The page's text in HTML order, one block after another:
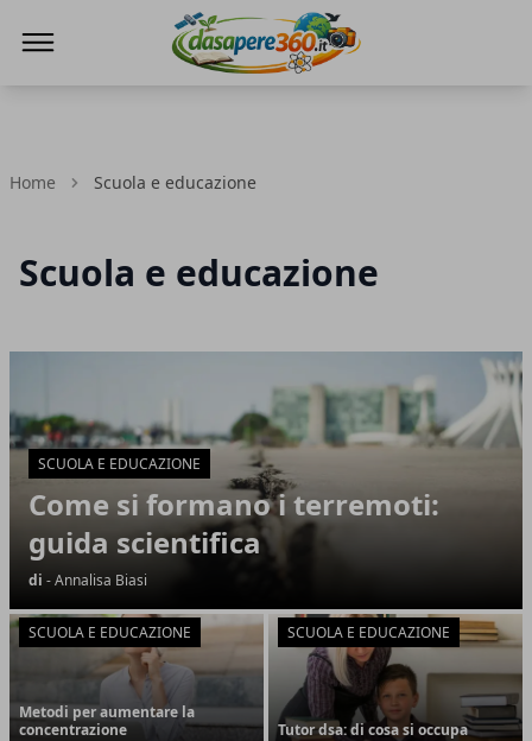
Home Scuola e educazione
Scuola e educazione
SCUOLA E EDUCAZIONE
Come si formano i terremoti:
guida scientifica
di - Annalisa Biasi
SCUOLA E EDUCAZIONE
Metodi per aumentare la
concentrazione
SCUOLA E EDUCAZIONE
Tutor dsa: di cosa si occupa